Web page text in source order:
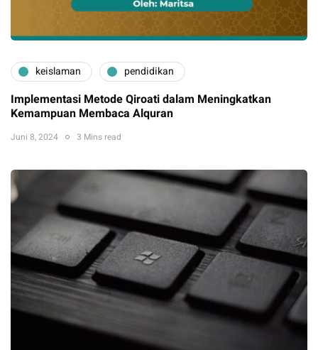
keislaman pendidikan
Implementasi Metode Qiroati dalam Meningkatkan
Kemampuan Membaca Alquran
Juni 8, 2024 3 Mins read